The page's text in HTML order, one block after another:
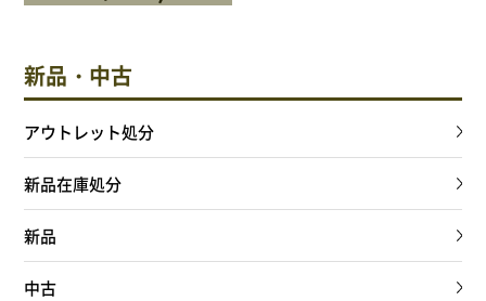
会員登録
マイアカウント
ご利用ガイド
特定商取引法に基づく表記
会員規約
新品・中古
アウトレット処分
新品在庫処分
新品
中古